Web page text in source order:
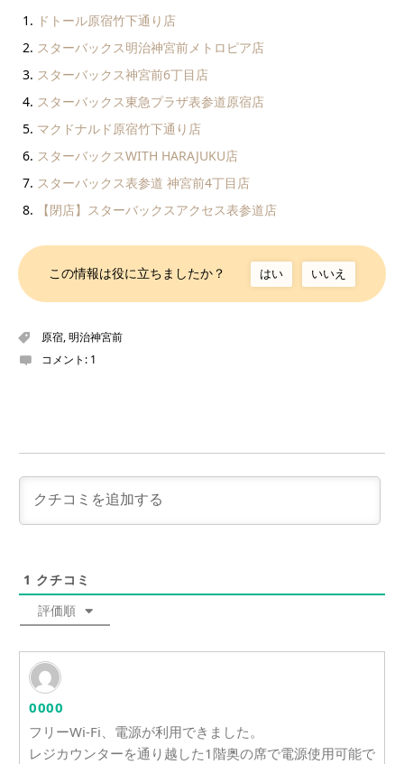
ドトール原宿竹下通り店
スターバックス明治神宮前メトロピア店
スターバックス神宮前6丁目店
スターバックス東急プラザ表参道原宿店
マクドナルド原宿竹下通り店
スターバックスWITH HARAJUKU店
スターバックス表参道 神宮前4丁目店
【閉店】スターバックスアクセス表参道店
この情報は役に立ちましたか？ はい いいえ
原宿,明治神宮前
コメント: 1
1 クチコミ
評価順
0000
フリーWi-Fi、電源が利用できました。
レジカウンターを通り越した1階奥の席で電源使用可能で